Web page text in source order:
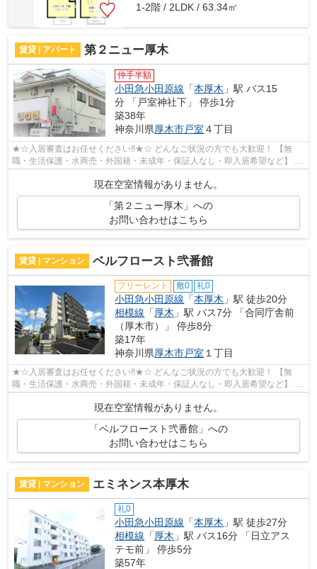
1-2階 / 2LDK / 63.34㎡
賃貸 | アパート 第２ニュー厚木
仲手半額
小田急小田原線 「本厚木 」駅 バス15
分 「戸室神社下」 停歩1分
築38年
神奈川県厚木市戸室 ４丁目
★☆入居審査はお任せください‼★☆ どんなご状況の方でも大歓迎！ 【無
職・生活保護・水商売・外国籍・未成年・保証人なし・即入居希望など】 ネ
現在空室情報がありません。
「第２ニュー厚木」への
お問い合わせはこちら
賃貸 | マンション ベルフロースト弐番館
フリーレント 敷0 礼0
小田急小田原線 「本厚木 」駅 徒歩20分
相模線 「厚木 」駅 バス7分 「合同庁舎前
（厚木市）」 停歩8分
築17年
神奈川県厚木市戸室 １丁目
★☆入居審査はお任せください‼★☆ どんなご状況の方でも大歓迎！ 【無
職・生活保護・水商売・外国籍・未成年・保証人なし・即入居希望など】 ネ
ット非公開の物件からもお探し致します‼ ...
現在空室情報がありません。
「ベルフロースト弐番館」への
お問い合わせはこちら
賃貸 | マンション エミネンス本厚木
礼0
小田急小田原線 「本厚木 」駅 徒歩27分
相模線 「厚木 」駅 バス16分 「日立アス
テモ前」 停歩5分
築57年